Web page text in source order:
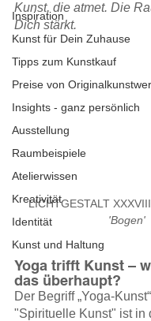
Inspiration
Kunst für Dein Zuhause
Tipps zum Kunstkauf
Preise von
Insights - ganz persönlich
Ausstellung
Raumbeispiele
Atelierwissen
Kreativität
Identität
Kunst und Haltung
Kunst, die atmet. Die
Dich stärkt.
LICHTGESTALT XXXVIII
'Bogen'
Yoga trifft Kunst –
das überhaupt?
Der Begriff „Yoga-
"Spirituelle Kunst" ist in